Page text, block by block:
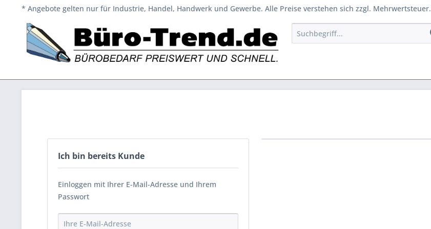
* Angebote gelten nur für Industrie, Handel, Handwerk und Gewerbe. Alle Preise verstehen sich zzgl. Mehrwertsteuer.
Ich bin bereits Kunde
Einloggen mit Ihrer E-Mail-Adresse und Ihrem
Passwort